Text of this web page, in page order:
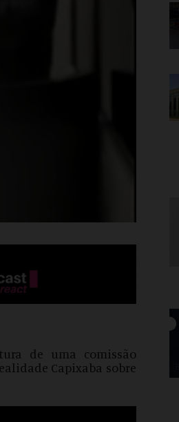
de uma comissão
Capixaba sobre